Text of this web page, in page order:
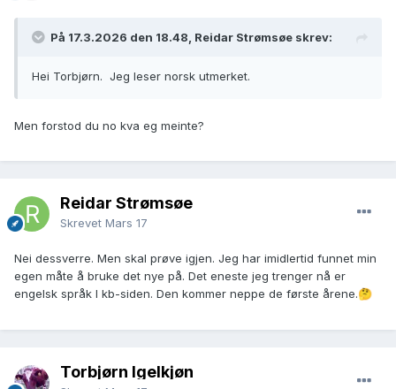
På 17.3.2026 den 18.48, Reidar Strømsøe skrev:
Hei Torbjørn. Jeg leser norsk utmerket.
Men forstod du no kva eg meinte?
Reidar Strømsøe
Skrevet Mars 17
Nei dessverre. Men skal prøve igjen. Jeg har imidlertid funnet min
egen måte å bruke det nye på. Det eneste jeg trenger nå er
engelsk språk I kb-siden. Den kommer neppe de første årene.🤔
Torbjørn Igelkjøn